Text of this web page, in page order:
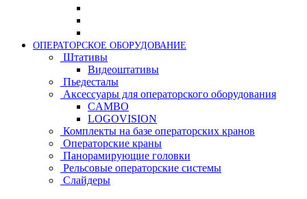
ОПЕРАТОРСКОЕ ОБОРУДОВАНИЕ
Штативы
Видеоштативы
Пьедесталы
Аксессуары для операторского оборудования
CAMBO
LOGOVISION
Комплекты на базе операторских кранов
Операторские краны
Панорамирующие головки
Рельсовые операторские системы
Слайдеры